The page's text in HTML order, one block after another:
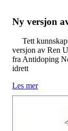
Ny versjon
Tett
versjon av Ren
fra Antidoping
idrett
Les mer